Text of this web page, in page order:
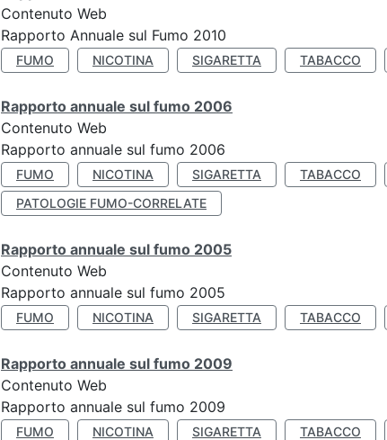
Contenuto Web
Rapporto Annuale sul Fumo 2010
FUMO NICOTINA SIGARETTA TABACCO
Rapporto annuale sul fumo 2006
Contenuto Web
Rapporto annuale sul fumo 2006
FUMO NICOTINA SIGARETTA TABACCO
PATOLOGIE FUMO-CORRELATE
Rapporto annuale sul fumo 2005
Contenuto Web
Rapporto annuale sul fumo 2005
FUMO NICOTINA SIGARETTA TABACCO
Rapporto annuale sul fumo 2009
Contenuto Web
Rapporto annuale sul fumo 2009
FUMO NICOTINA SIGARETTA TABACCO